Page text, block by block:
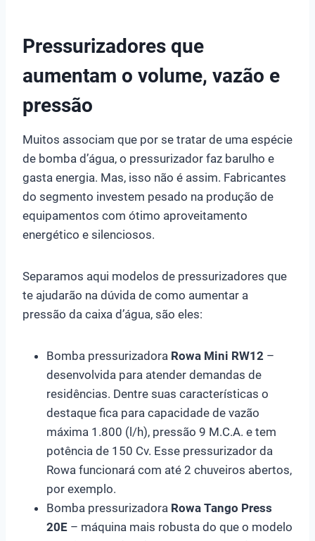
Pressurizadores que
aumentam o volume, vazão e
pressão
Muitos associam que por se tratar de uma espécie
de bomba d’água, o pressurizador faz barulho e
gasta energia. Mas, isso não é assim. Fabricantes
do segmento investem pesado na produção de
equipamentos com ótimo aproveitamento
energético e silenciosos.
Separamos aqui modelos de pressurizadores que
te ajudarão na dúvida de como aumentar a
pressão da caixa d’água, são eles:
Bomba pressurizadora Rowa Mini RW12 –
desenvolvida para atender demandas de
residências. Dentre suas características o
destaque fica para capacidade de vazão
máxima 1.800 (l/h), pressão 9 M.C.A. e tem
potência de 150 Cv. Esse pressurizador da
Rowa funcionará com até 2 chuveiros abertos,
por exemplo.
Bomba pressurizadora Rowa Tango Press
20E – máquina mais robusta do que o modelo